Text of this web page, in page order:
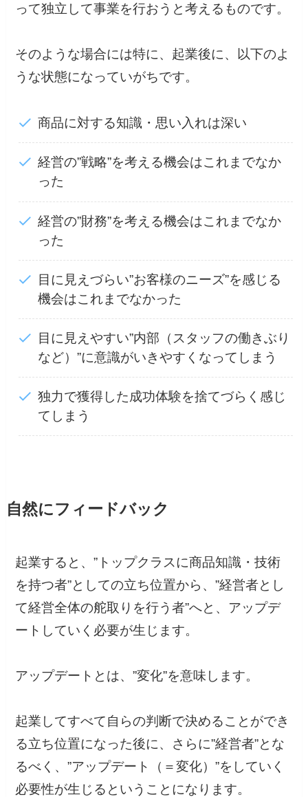
って独立して事業を行おうと考えるものです。
そのような場合には特に、起業後に、以下のよ
うな状態になっていがちです。
商品に対する知識・思い入れは深い
経営の”戦略”を考える機会はこれまでなか
った
経営の”財務”を考える機会はこれまでなか
った
目に見えづらい”お客様のニーズ”を感じる
機会はこれまでなかった
目に見えやすい”内部（スタッフの働きぶり
など）”に意識がいきやすくなってしまう
独力で獲得した成功体験を捨てづらく感じ
てしまう
自然にフィードバック
起業すると、”トップクラスに商品知識・技術
を持つ者”としての立ち位置から、”経営者とし
て経営全体の舵取りを行う者”へと、アップデ
ートしていく必要が生じます。
アップデートとは、”変化”を意味します。
起業してすべて自らの判断で決めることができ
る立ち位置になった後に、さらに”経営者”とな
るべく、”アップデート（＝変化）”をしていく
必要性が生じるということになります。